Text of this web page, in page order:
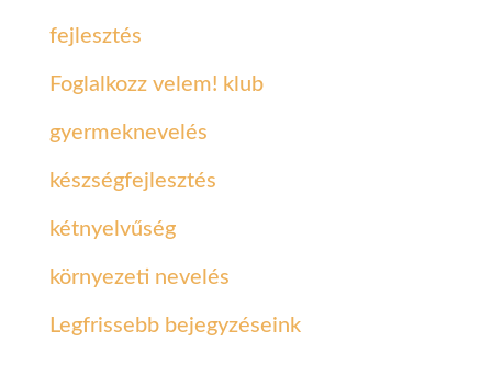
fejlesztés
Foglalkozz velem! klub
gyermeknevelés
készségfejlesztés
kétnyelvűség
környezeti nevelés
Legfrissebb bejegyzéseink